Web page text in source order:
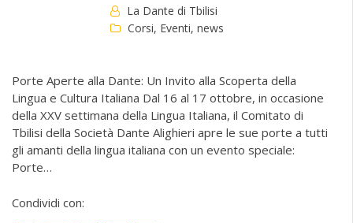
La Dante di Tbilisi
Corsi, Eventi, news
Porte Aperte alla Dante: Un Invito alla Scoperta della
Lingua e Cultura Italiana Dal 16 al 17 ottobre, in occasione
della XXV settimana della Lingua Italiana, il Comitato di
Tbilisi della Società Dante Alighieri apre le sue porte a tutti
gli amanti della lingua italiana con un evento speciale:
Porte…
Condividi con: